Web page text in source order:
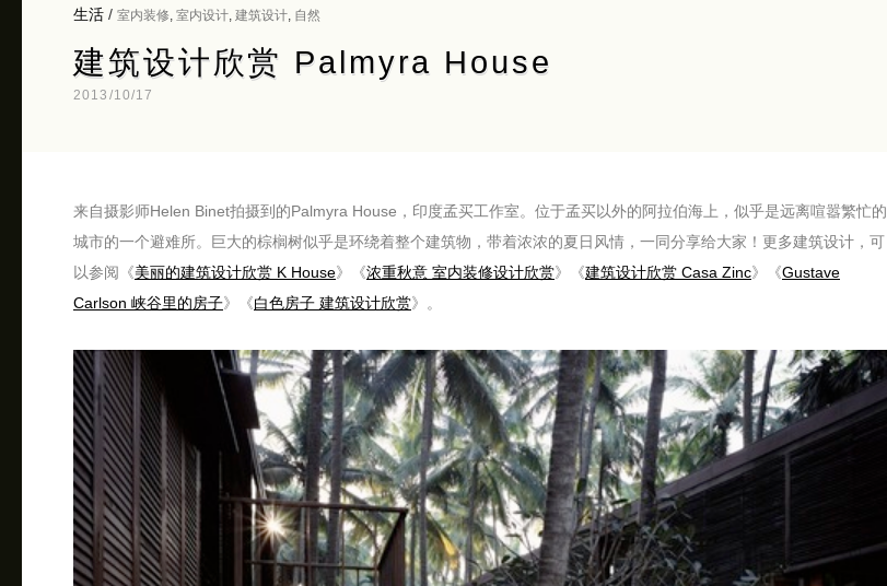
生活 / 室内装修 室内设计 建筑设计 自然
建筑设计欣赏 Palmyra House
2013/10/17
来自摄影师Helen Binet拍摄到的Palmyra House，印度孟买工作室。位于孟买以外的阿拉伯海上，似乎是远离喧嚣繁忙的
城市的一个避难所。巨大的棕榈树似乎是环绕着整个建筑物，带着浓浓的夏日风情，一同分享给大家！更多建筑设计，可
以参阅《美丽的建筑设计欣赏 K House》《浓重秋意 室内装修设计欣赏》《建筑设计欣赏 Casa Zinc》《Gustave
Carlson 峡谷里的房子》《白色房子 建筑设计欣赏》。